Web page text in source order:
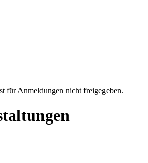
für Anmeldungen nicht freigegeben.